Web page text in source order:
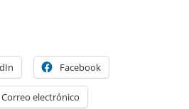
Facebook
Correo electrónico